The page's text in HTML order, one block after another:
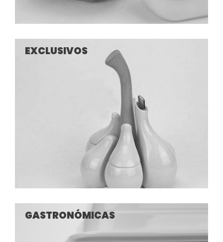
EXCLUSIVOS
GASTRONÓMICAS